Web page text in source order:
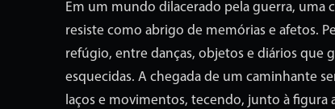
Em um mundo dilacerado pela guerra, uma
resiste como abrigo de memórias e afetos.
refúgio, entre danças, objetos e diários que
esquecidas. A chegada de um caminhante
laços e movimentos, tecendo, junto à figura